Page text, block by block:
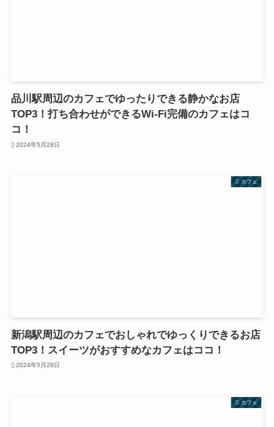
品川駅周辺のカフェでゆったりできる静かなお店
TOP3！打ち合わせができるWi-Fi完備のカフェはコ
コ！
2024年5月28日
カフェ
新潟駅周辺のカフェでおしゃれでゆっくりできるお店
TOP3！スイーツがおすすめなカフェはココ！
2024年5月28日
カフェ